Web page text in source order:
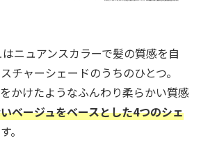
ニュアンスカラーで髪の質感を自
チャーシェードのうちのひとつ。
かけたようなふんわり柔らかい質感
ベージュをベースとした4つのシェ
。